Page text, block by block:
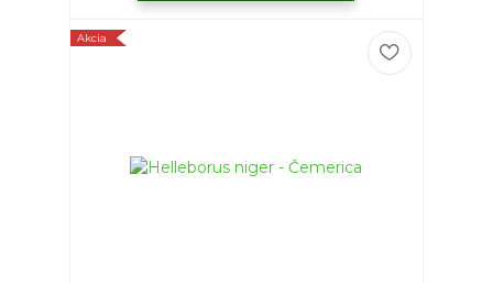
Akcia